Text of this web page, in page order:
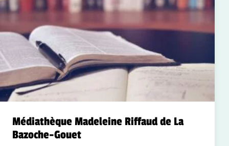
Médiathèque Madeleine Riffaud de La
Bazoche-Gouet